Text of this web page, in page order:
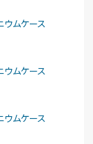
ムケース
ムケース
ムケース